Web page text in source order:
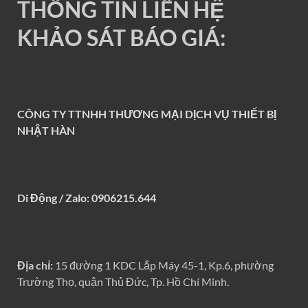
THÔNG TIN LIÊN HỆ
KHẢO SÁT BÁO GIÁ:
CÔNG TY TTNHH THƯƠNG MẠI DỊCH VỤ THIẾT BỊ
NHẬT HÀN
Di Động / Zalo: 0906215.644
Địa chỉ: 15 đường 1 KDC Lắp Máy 45-1, Kp.6, phường
Trường Thọ, quận Thủ Đức, Tp. Hồ Chí Minh.